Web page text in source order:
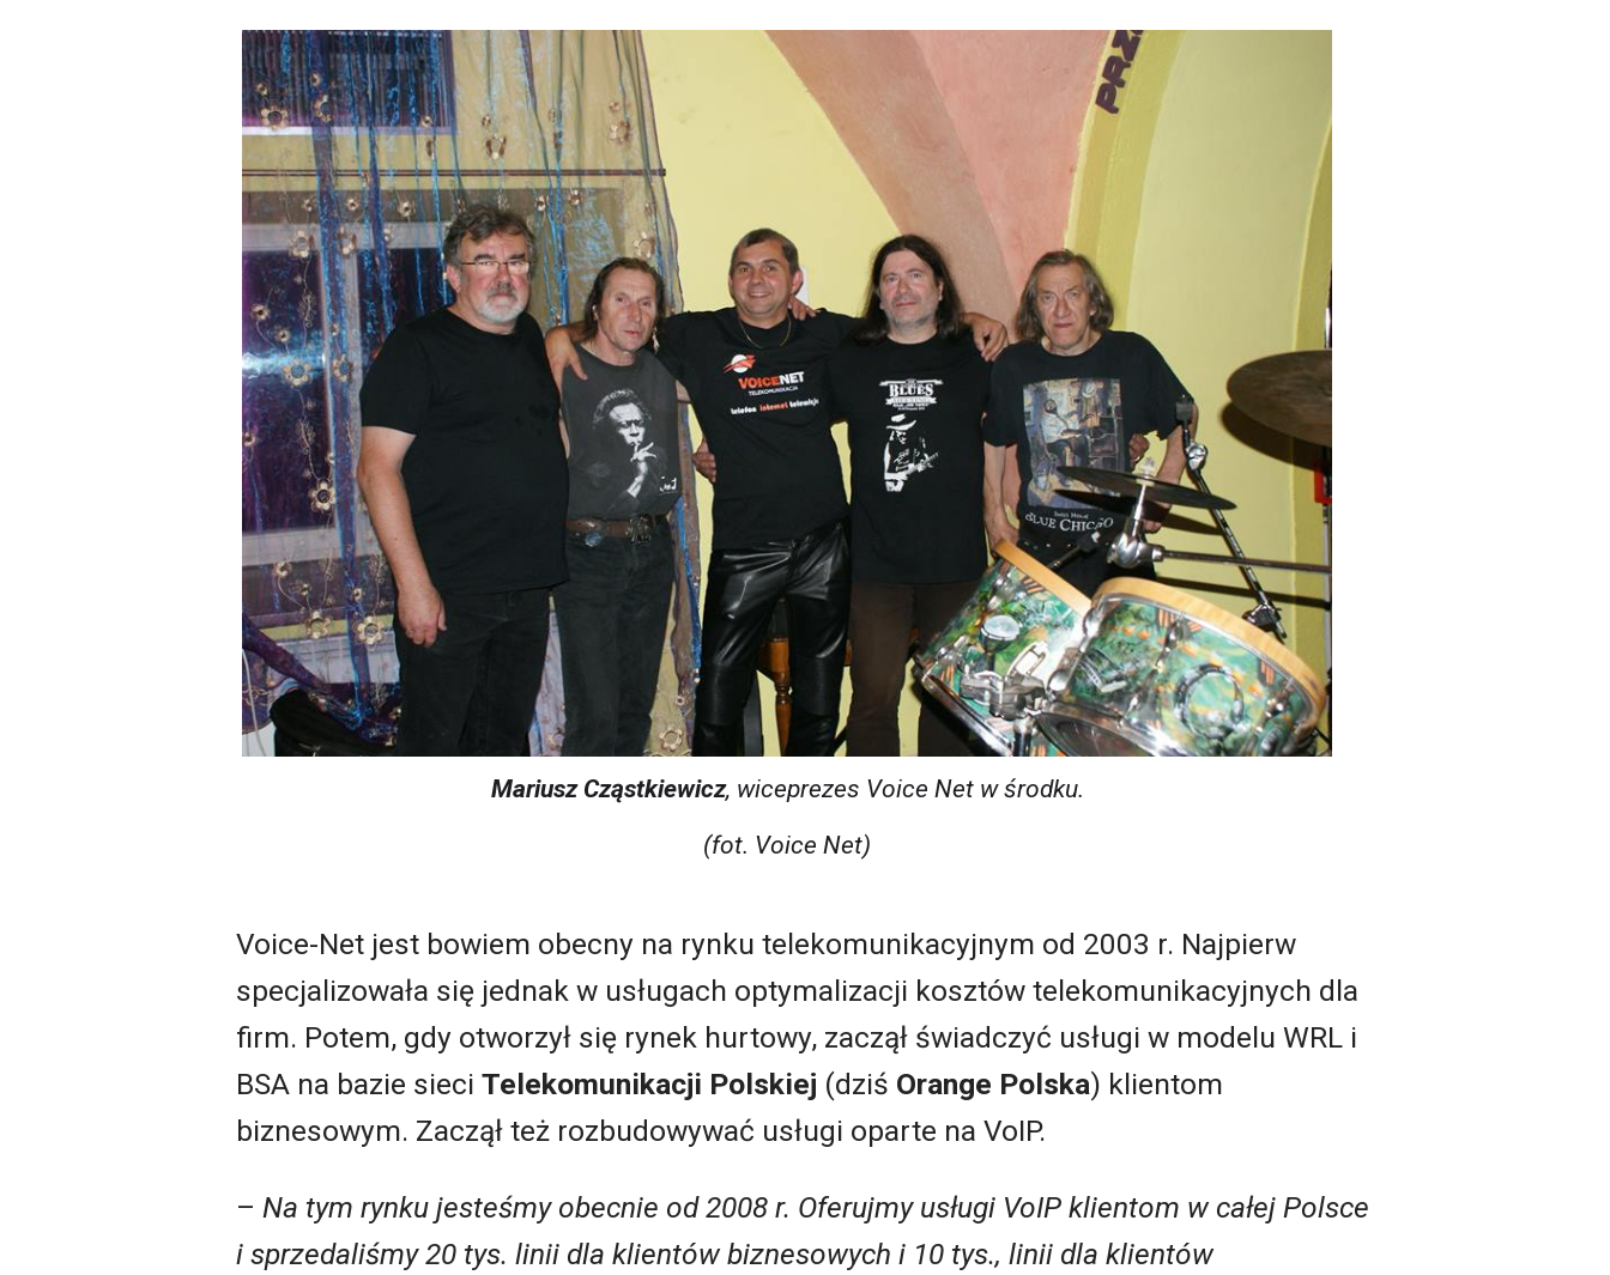
Mariusz Cząstkiewicz, wiceprezes Voice Net w środku.
(fot. Voice Net)
Voice-Net jest bowiem obecny na rynku telekomunikacyjnym od 2003 r. Najpierw
specjalizowała się jednak w usługach optymalizacji kosztów telekomunikacyjnych dla
firm. Potem, gdy otworzył się rynek hurtowy, zaczął świadczyć usługi w modelu WRL i
BSA na bazie sieci Telekomunikacji Polskiej (dziś Orange Polska) klientom
biznesowym. Zaczął też rozbudowywać usługi oparte na VoIP.
– Na tym rynku jesteśmy obecnie od 2008 r. Oferujmy usługi VoIP klientom w całej Polsce
i sprzedaliśmy 20 tys. linii dla klientów biznesowych i 10 tys., linii dla klientów